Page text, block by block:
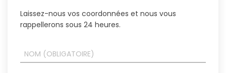
Laissez-nous vos coordonnées et nous vous
rappellerons sous 24 heures.